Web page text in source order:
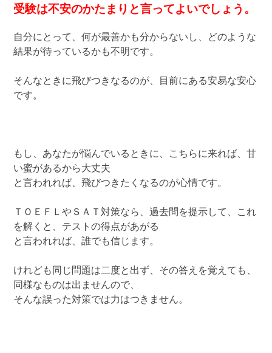
受験は不安のかたまりと言ってよいでしょう。
自分にとって、何が最善かも分からないし、どのような
結果が待っているかも不明です。
そんなときに飛びつきなるのが、目前にある安易な安心
です。
もし、あなたが悩んでいるときに、こちらに来れば、甘
い蜜があるから大丈夫
と言われれば、飛びつきたくなるのが心情です。
ＴＯＥＦＬやＳＡＴ対策なら、過去問を提示して、これ
を解くと、テストの得点があがる
と言われれば、誰でも信じます。
けれども同じ問題は二度と出ず、その答えを覚えても、
同様なものは出ませんので、
そんな誤った対策では力はつきません。